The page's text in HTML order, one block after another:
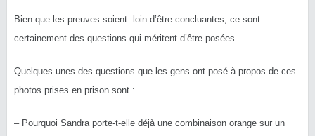
Bien que les preuves soient loin d’être concluantes, ce sont
certainement des questions qui méritent d’être posées.
Quelques-unes des questions que les gens ont posé à propos de ces
photos prises en prison sont :
– Pourquoi Sandra porte-t-elle déjà une combinaison orange sur un